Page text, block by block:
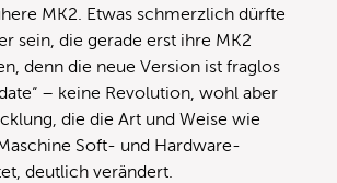
MK2. Etwas schmerzlich dürfte
sein, die gerade erst ihre MK2
denn die neue Version ist fraglos
– keine Revolution, wohl aber
die die Art und Weise wie
Soft- und Hardware-
deutlich verändert.